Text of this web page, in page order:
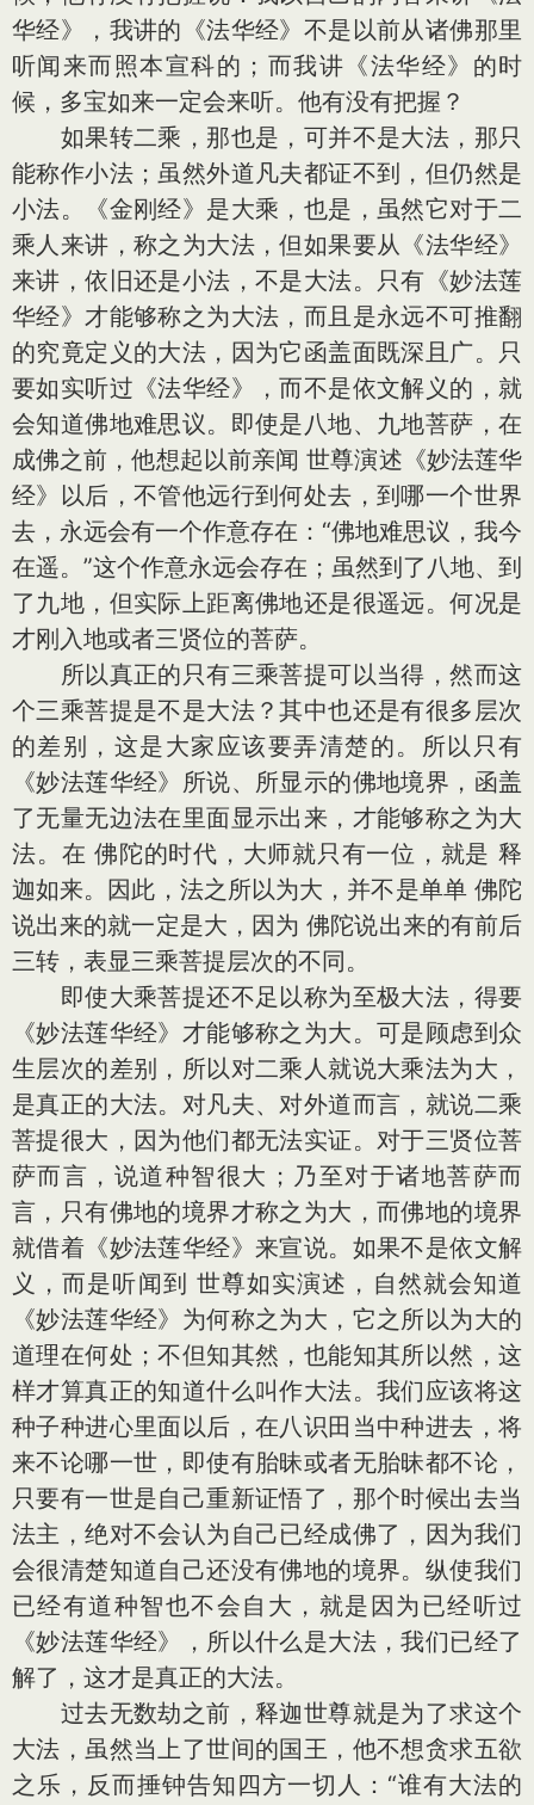
华经》，我讲的《法华经》不是以前从诸佛那里
听闻来而照本宣科的；而我讲《法华经》的时
候，多宝如来一定会来听。他有没有把握？
如果转二乘，那也是，可并不是大法，那只
能称作小法；虽然外道凡夫都证不到，但仍然是
小法。《金刚经》是大乘，也是，虽然它对于二
乘人来讲，称之为大法，但如果要从《法华经》
来讲，依旧还是小法，不是大法。只有《妙法莲
华经》才能够称之为大法，而且是永远不可推翻
的究竟定义的大法，因为它函盖面既深且广。只
要如实听过《法华经》，而不是依文解义的，就
会知道佛地难思议。即使是八地、九地菩萨，在
成佛之前，他想起以前亲闻 世尊演述《妙法莲华
经》以后，不管他远行到何处去，到哪一个世界
去，永远会有一个作意存在：“佛地难思议，我今
在遥。”这个作意永远会存在；虽然到了八地、到
了九地，但实际上距离佛地还是很遥远。何况是
才刚入地或者三贤位的菩萨。
所以真正的只有三乘菩提可以当得，然而这
个三乘菩提是不是大法？其中也还是有很多层次
的差别，这是大家应该要弄清楚的。所以只有
《妙法莲华经》所说、所显示的佛地境界，函盖
了无量无边法在里面显示出来，才能够称之为大
法。在 佛陀的时代，大师就只有一位，就是 释
迦如来。因此，法之所以为大，并不是单单 佛陀
说出来的就一定是大，因为 佛陀说出来的有前后
三转，表显三乘菩提层次的不同。
即使大乘菩提还不足以称为至极大法，得要
《妙法莲华经》才能够称之为大。可是顾虑到众
生层次的差别，所以对二乘人就说大乘法为大，
是真正的大法。对凡夫、对外道而言，就说二乘
菩提很大，因为他们都无法实证。对于三贤位菩
萨而言，说道种智很大；乃至对于诸地菩萨而
言，只有佛地的境界才称之为大，而佛地的境界
就借着《妙法莲华经》来宣说。如果不是依文解
义，而是听闻到 世尊如实演述，自然就会知道
《妙法莲华经》为何称之为大，它之所以为大的
道理在何处；不但知其然，也能知其所以然，这
样才算真正的知道什么叫作大法。我们应该将这
种子种进心里面以后，在八识田当中种进去，将
来不论哪一世，即使有胎昧或者无胎昧都不论，
只要有一世是自己重新证悟了，那个时候出去当
法主，绝对不会认为自己已经成佛了，因为我们
会很清楚知道自己还没有佛地的境界。纵使我们
已经有道种智也不会自大，就是因为已经听过
《妙法莲华经》，所以什么是大法，我们已经了
解了，这才是真正的大法。
过去无数劫之前，释迦世尊就是为了求这个
大法，虽然当上了世间的国王，他不想贪求五欲
之乐，反而捶钟告知四方一切人：“谁有大法的